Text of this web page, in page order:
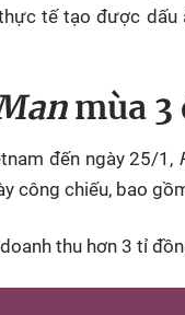
tế tạo được dấu
mùa 3
đến ngày 25/1,
công chiếu, bao
thu hơn 3 tỉ